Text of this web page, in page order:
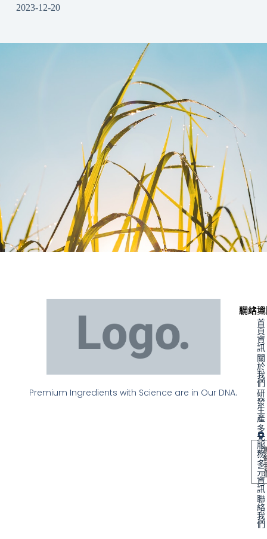
2023-12-20
Premium Ingredients with Science are in Our DNA.
聯絡
網站
首
頁
資
訊
關
於
我
們
研
發
生
產
多
元
服
務
多
元
資
訊
聯
絡
我
們